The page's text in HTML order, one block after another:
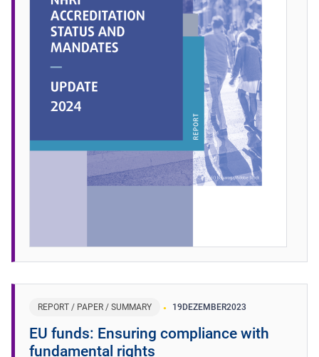
REPORT / PAPER / SUMMARY 19 DEZEMBER2023
EU funds: Ensuring compliance with
fundamental rights